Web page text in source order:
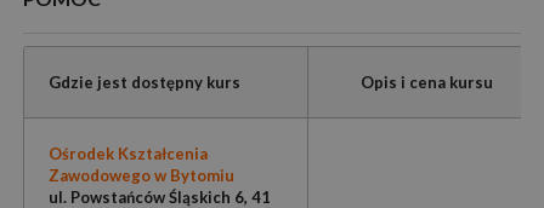
Gdzie jest dostępny kurs Opis i cena kursu
Ośrodek Kształcenia
Zawodowego w Bytomiu
ul. Powstańców Śląskich 6, 41